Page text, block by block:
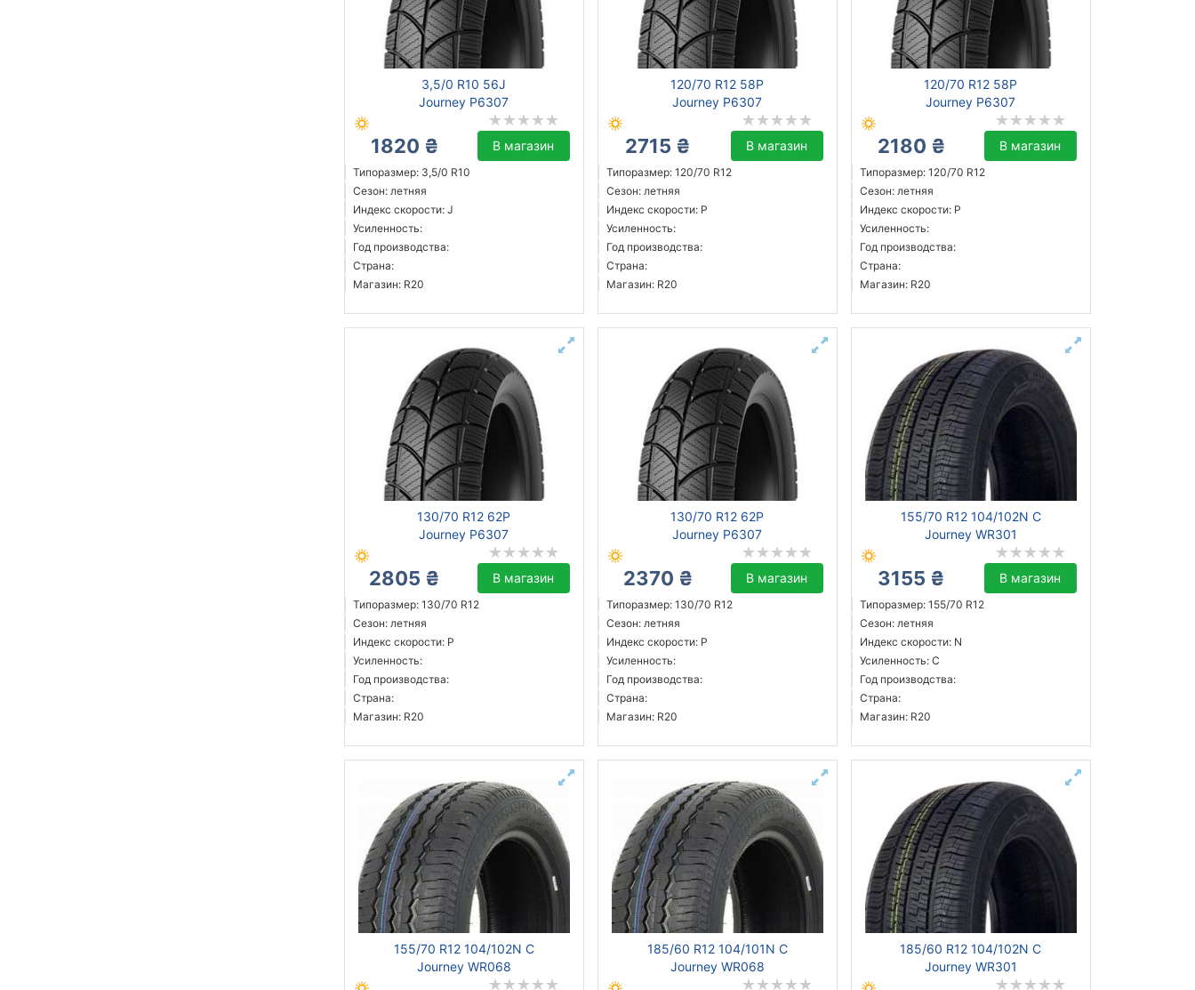
3,5/0 R10 56J
Journey P6307
1820 ₴ В магазин
Типоразмер: 3,5/0 R10
Сезон: летняя
Индекс скорости: J
Усиленность:
Год производства:
Страна:
Магазин: R20
120/70 R12 58P
Journey P6307
2715 ₴ В магазин
Типоразмер: 120/70 R12
Сезон: летняя
Индекс скорости: P
Усиленность:
Год производства:
Страна:
Магазин: R20
120/70 R12 58P
Journey P6307
2180 ₴ В магазин
Типоразмер: 120/70 R12
Сезон: летняя
Индекс скорости: P
Усиленность:
Год производства:
Страна:
Магазин: R20
130/70 R12 62P
Journey P6307
2805 ₴ В магазин
Типоразмер: 130/70 R12
Сезон: летняя
Индекс скорости: P
Усиленность:
Год производства:
Страна:
Магазин: R20
130/70 R12 62P
Journey P6307
2370 ₴ В магазин
Типоразмер: 130/70 R12
Сезон: летняя
Индекс скорости: P
Усиленность:
Год производства:
Страна:
Магазин: R20
155/70 R12 104/102N C
Journey WR301
3155 ₴ В магазин
Типоразмер: 155/70 R12
Сезон: летняя
Индекс скорости: N
Усиленность: C
Год производства:
Страна:
Магазин: R20
155/70 R12 104/102N C
Journey WR068
185/60 R12 104/101N C
Journey WR068
185/60 R12 104/102N C
Journey WR301